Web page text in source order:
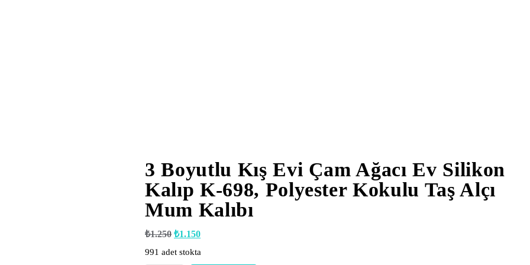
3 Boyutlu Kış Evi Çam Ağacı Ev Silikon
Kalıp K-698, Polyester Kokulu Taş Alçı
Mum Kalıbı
₺1.250 Orijinal
₺1.250.
₺1.150Şu
fiyat:
991 adet stokta